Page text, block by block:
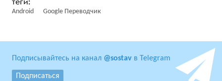
Android Goоgle Переводчик
Подписывайтесь на канал @sostav в Telegram
Подписаться